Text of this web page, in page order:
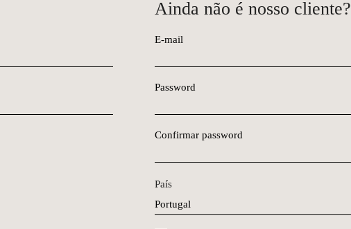
Ainda não é nosso cliente?
E-mail
Password
Confirmar password
País